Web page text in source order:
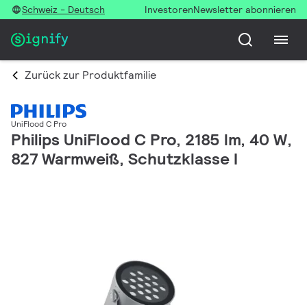
Schweiz - Deutsch InvestorenNewsletter abonnieren
Zurück zur Produktfamilie
UniFlood C Pro
Philips UniFlood C Pro, 2185 lm, 40 W,
827 Warmweiß, Schutzklasse I